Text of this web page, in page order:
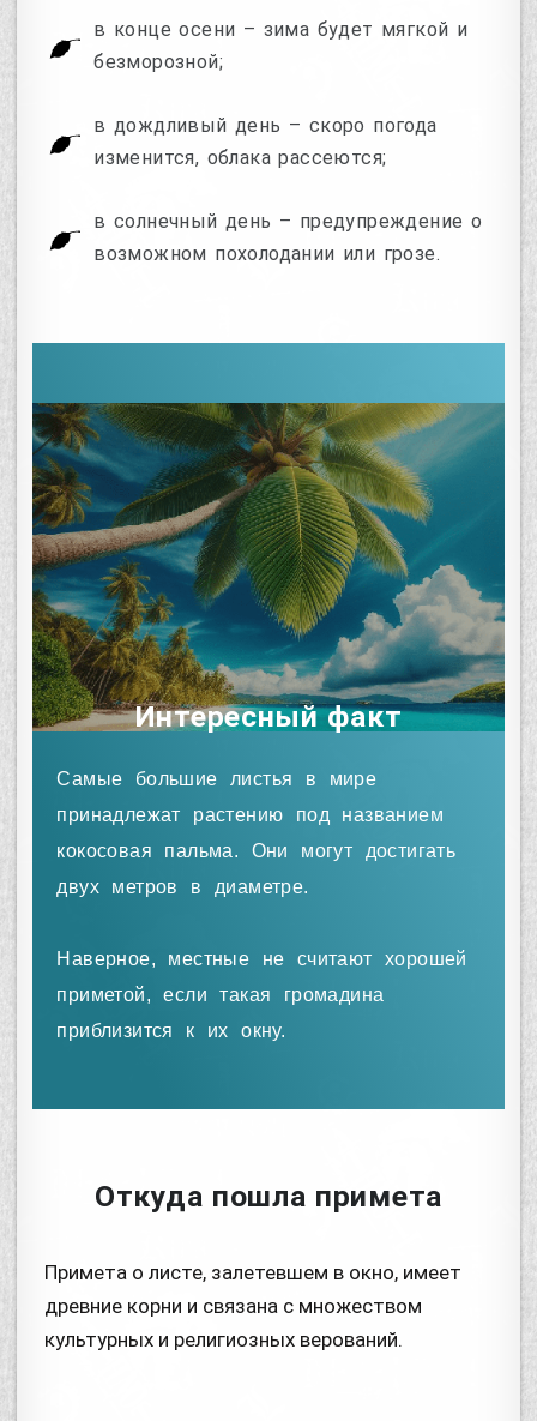
в конце осени – зима будет мягкой и
безморозной;
в дождливый день – скоро погода
изменится, облака рассеются;
в солнечный день – предупреждение о
возможном похолодании или грозе.
Интересный факт
Самые большие листья в мире
принадлежат растению под названием
кокосовая пальма. Они могут достигать
двух метров в диаметре.
Наверное, местные не считают хорошей
приметой, если такая громадина
приблизится к их окну.
Откуда пошла примета
Примета о листе, залетевшем в окно, имеет
древние корни и связана с множеством
культурных и религиозных верований.